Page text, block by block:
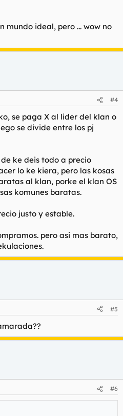
mundo ideal, pero ... wow no
#4
se paga X al lider del klan o
se divide entre los pj
ke deis todo a precio
lo ke kiera, pero las kosas
al klan, porke el klan OS
komunes baratas.
justo y estable.
pero asi mas barato,
#5
#6